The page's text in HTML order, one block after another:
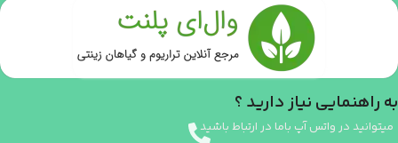
به راهنمایی نیاز دارید ؟
میتوانید در واتس آپ باما در ارتباط باشید